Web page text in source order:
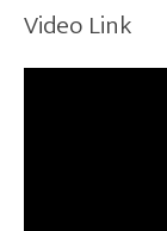
Video Link